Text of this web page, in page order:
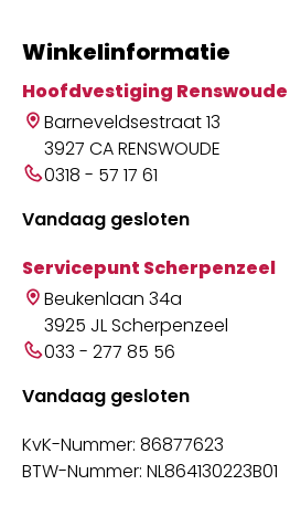
Winkelinformatie
Hoofdvestiging Renswoude
Barneveldsestraat 13
3927 CA RENSWOUDE
0318 - 57 17 61
Vandaag gesloten
Servicepunt Scherpenzeel
Beukenlaan 34a
3925 JL Scherpenzeel
033 - 277 85 56
Vandaag gesloten
KvK-Nummer: 86877623
BTW-Nummer: NL864130223B01